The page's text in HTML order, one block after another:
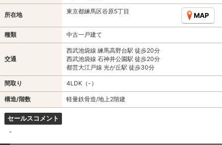
所在地 東京都練馬区谷原5丁目
MAP
種類 中古一戸建て
交通
西武池袋線 練馬高野台駅 徒歩20分
西武池袋線 石神井公園駅 徒歩20分
都営大江戸線 光が丘駅 徒歩30分
間取り 4LDK（-）
構造/階数 軽量鉄骨造/地上2階建
セールスコメント
-